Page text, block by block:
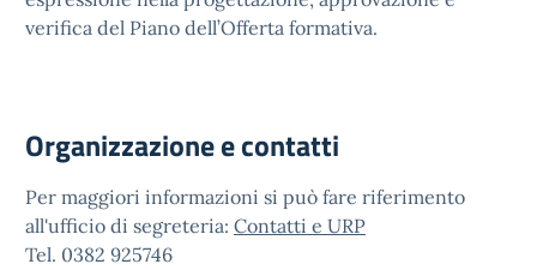
verifica del Piano dell’Offerta formativa.
Organizzazione e contatti
Per maggiori informazioni si può fare riferimento
all'ufficio di segreteria: Contatti e URP
Tel. 0382 925746